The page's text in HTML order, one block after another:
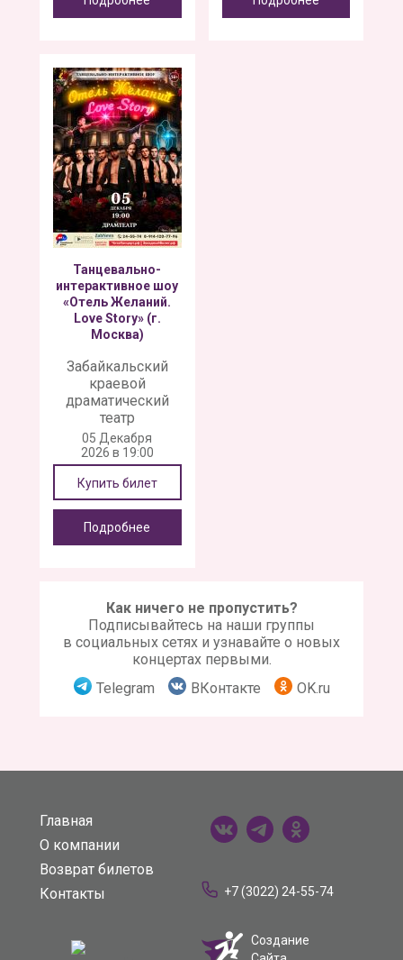
Танцевально-
интерактивное шоу
«Отель Желаний.
Love Story» (г.
Москва)
Забайкальский
краевой
драматический
театр
05 Декабря
2026 в 19:00
Купить билет
Подробнее
Как ничего не пропустить?
Подписывайтесь на наши группы
в социальных сетях и узнавайте о новых
концертах первыми.
Telegram
ВКонтакте OK.ru
Главная
О компании
Возврат билетов
Контакты
+7 (3022) 24-55-74
Создание